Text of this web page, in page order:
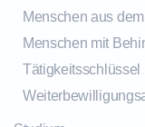
Menschen aus
Menschen mit
Tätigkeitsschlüssel